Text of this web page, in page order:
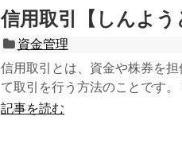
信用取引【しんよう
資金管理
信用取引とは、資金や株券を
て取引を行う方法のことです
記事を読む